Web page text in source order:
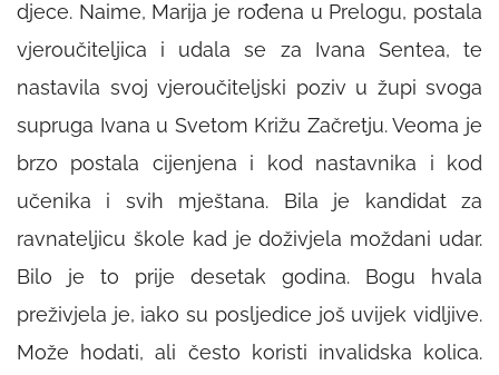
djece. Naime, Marija je rođena u Prelogu, postala
vjeroučiteljica i udala se za Ivana Sentea, te
nastavila svoj vjeroučiteljski poziv u župi svoga
supruga Ivana u Svetom Križu Začretju. Veoma je
brzo postala cijenjena i kod nastavnika i kod
učenika i svih mještana. Bila je kandidat za
ravnateljicu škole kad je doživjela moždani udar.
Bilo je to prije desetak godina. Bogu hvala
preživjela je, iako su posljedice još uvijek vidljive.
Može hodati, ali često koristi invalidska kolica.